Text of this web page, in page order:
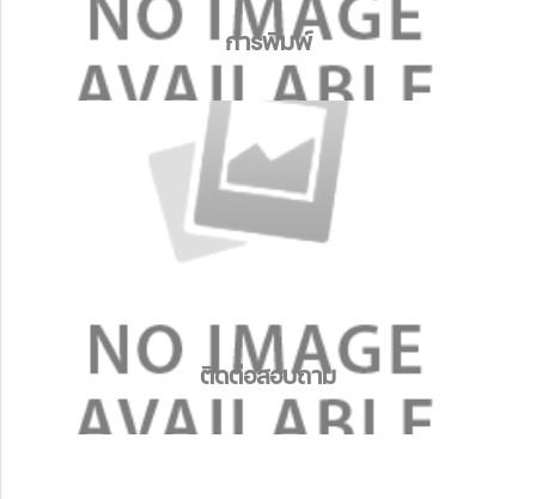
การพิมพ์
การพิมพ์
ติดต่อสอบถาม
ติดต่อสอบถาม